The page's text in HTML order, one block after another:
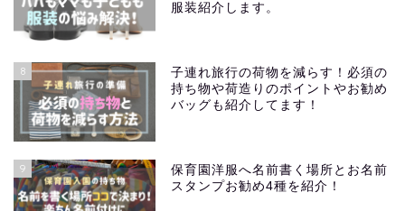
服装紹介します。
8
子連れ旅行の荷物を減らす！必須の
持ち物や荷造りのポイントやお勧め
バッグも紹介してます！
9
保育園洋服へ名前書く場所とお名前
スタンプお勧め4種を紹介！